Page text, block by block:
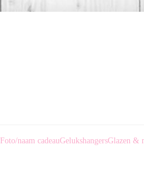
Foto/naam cadeauGelukshangersGlazen &